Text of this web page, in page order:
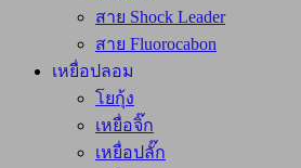
สาย Shock Leader
สาย Fluorocabon
เหยื่อปลอม
โยกุ้ง
เหยื่อจิ๊ก
เหยื่อปลั๊ก